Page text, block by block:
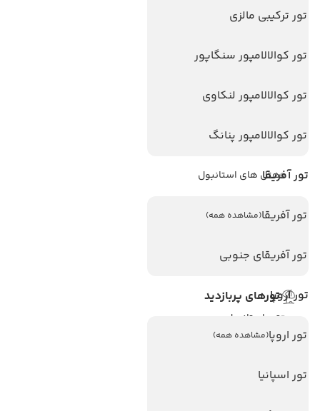
تور ترکیبی مالزی
تور کوالالامپور سنگاپور
تور کوالالامپور لنکاوی
تور کوالالامپور پنانگ
تور آفریقا
تور آفریقا(مشاهده همه)
تور آفریقای جنوبی
تور اروپا
تور اروپا(مشاهده همه)
تور اسپانیا
ویزا کانادا
تماس با ما
هتل های پر بازدید
هتل های استانبول
هتل های اندونزی
هتل های سریلانکا
تورهای پربازدید
تور استانبول
تور آنتالیا
تور پوکت